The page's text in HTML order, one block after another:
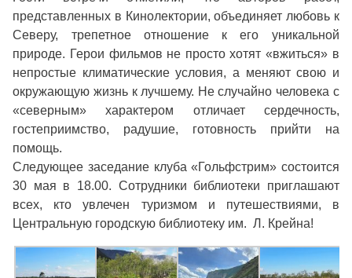
представленных в Кинолектории, объединяет любовь к
Северу, трепетное отношение к его уникальной
природе. Герои фильмов не просто хотят «вжиться» в
непростые климатические условия, а меняют свою и
окружающую жизнь к лучшему. Не случайно человека с
«северным» характером отличает сердечность,
гостеприимство, радушие, готовность прийти на
помощь.
Следующее заседание клуба «Гольфстрим» состоится
30 мая в 18.00. Сотрудники библиотеки приглашают
всех, кто увлечен туризмом и путешествиями, в
Центральную городскую библиотеку им. Л. Крейна!